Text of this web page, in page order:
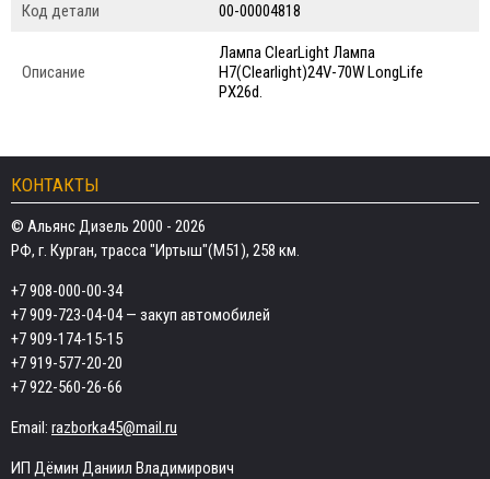
Код детали 00-00004818
Описание
Лампа ClearLight Лампа
H7(Clearlight)24V-70W LongLife
PX26d.
КОНТАКТЫ
© Альянс Дизель 2000 - 2026
РФ, г. Курган, трасса "Иртыш"(М51), 258 км.
+7 908-000-00-34
+7 909-723-04-04— закуп автомобилей
+7 909-174-15-15
+7 919-577-20-20
+7 922-560-26-66
Email: razborka45@mail.ru
ИП Дёмин Даниил Владимирович